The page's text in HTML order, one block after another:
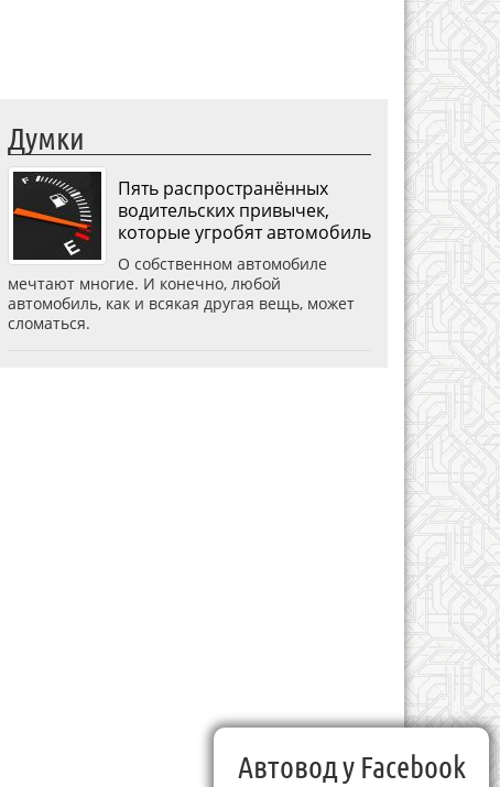
Думки
Пять распространённых
водительских привычек,
которые угробят автомобиль
О собственном автомобиле
мечтают многие. И конечно, любой
автомобиль, как и всякая другая вещь, может
сломаться.
Автовод у Facebook